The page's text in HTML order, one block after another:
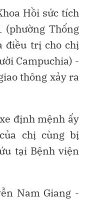
Hồi sức tích
(phường Thống
điều trị cho chị
Campuchia) -
thông xảy ra
định mệnh ấy
chị cùng bị
tại Bệnh viện
Nam Giang -